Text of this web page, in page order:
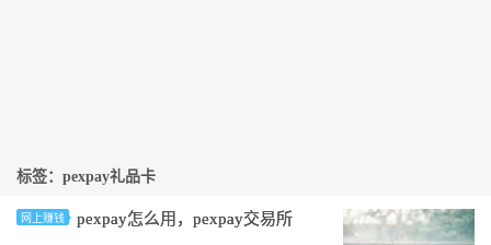
标签：pexpay礼品卡
网上赚钱 pexpay怎么用，pexpay交易所